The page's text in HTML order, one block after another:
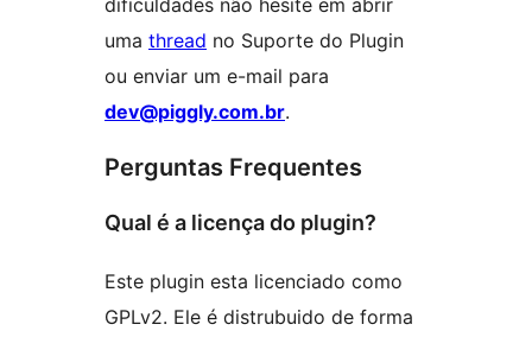
uma thread no Suporte do Plugin
ou enviar um e-mail para
dev@piggly.com.br.
Perguntas Frequentes
Qual é a licença do plugin?
Este plugin esta licenciado como
GPLv2. Ele é distrubuido de forma